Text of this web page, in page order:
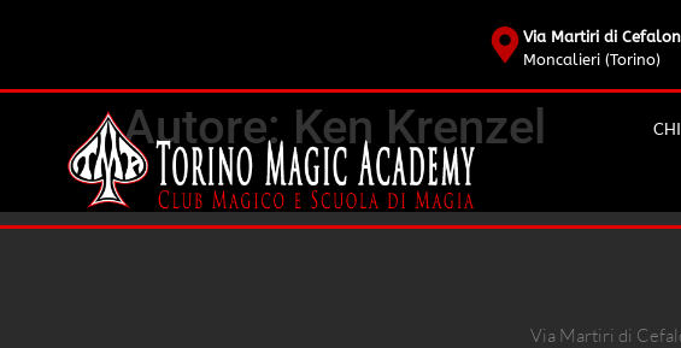
Via Martiri di
Moncalieri (Torino)
Autore: Ken Krenzel
Via Martiri di